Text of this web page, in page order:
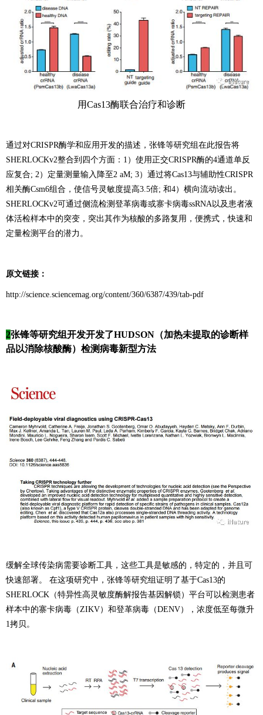
用Cas13酶联合治疗和诊断
通过对CRISPR酶学和应用开发的描述，张锋等研究组在此报告将
SHERLOCKv2整合到四个方面：1）使用正交CRISPR酶的4通道单反
应复合; 2）定量测量输入降至2 aM; 3）通过将Cas13与辅助性CRISPR
相关酶Csm6组合，使信号灵敏度提高3.5倍; 和4）横向流动读出。
SHERLOCKv2可通过侧流检测登革病毒或寨卡病毒ssRNA以及患者液
体活检样本中的突变，突出其作为核酸的多路复用，便携式，快速和
定量检测平台的潜力。
原文链接：
http://science.sciencemag.org/content/360/6387/439/tab-pdf
2张锋等研究组开发开发了HUDSON（加热未提取的诊断样
品以消除核酸酶）检测病毒新型方法
缓解全球传染病需要诊断工具，这些工具是敏感的，特定的，并且可
快速部署。 在这项研究中，张锋等研究组证明了基于Cas13的
SHERLOCK（特异性高灵敏度酶解报告基因解锁）平台可以检测患者
样本中的寨卡病毒（ZIKV）和登革病毒（DENV），浓度低至每微升
1拷贝。